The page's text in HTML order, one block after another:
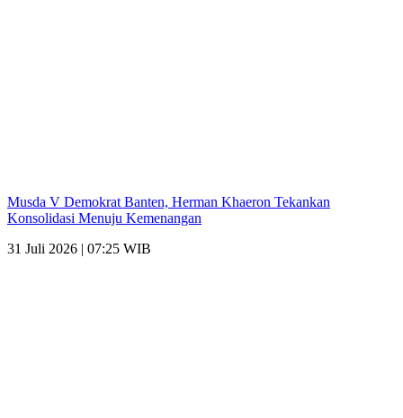
Musda V Demokrat Banten, Herman Khaeron Tekankan
Konsolidasi Menuju Kemenangan
31 Juli 2026 | 07:25 WIB